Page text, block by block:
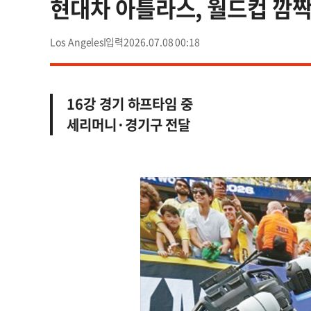
현대차 아틀라스, 월드컵 깜
Los Angeles 2026.07.08 00:18
16강 경기 하프타임 중
세리머니·경기구 전달